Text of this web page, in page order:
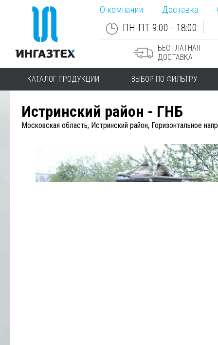
О компании Доставка
ПН-ПТ 9:00 - 18:00
БЕСПЛАТНАЯ
ДОСТАВКА
КАТАЛОГ ПРОДУКЦИИ ВЫБОР ПО ФИЛЬТРУ
Истринский район - ГНБ
Московская область, Истринский район, Горизонтальное